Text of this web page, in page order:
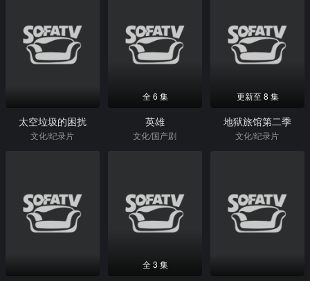
太空垃圾的困扰
文化/纪录片
全 6 集
英雄
文化/国产剧
更新至 8 集
地狱旅馆第二季
文化/纪录片
全 3 集